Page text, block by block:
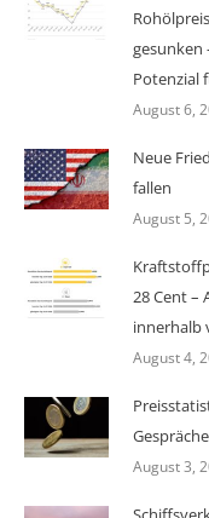
gesunken
Potenzial
August 6,
Neue
fallen
August 5,
28 Cent –
innerhalb
August 4,
August 3,